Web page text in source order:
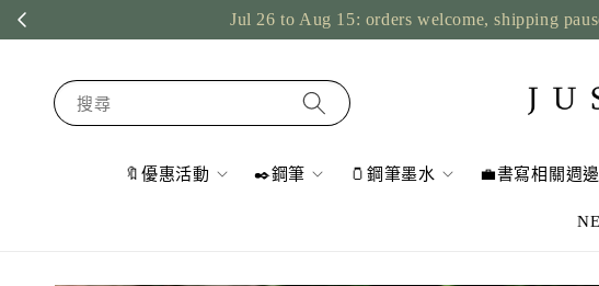
Jul 26 to Aug 15: orders welcome, shipping
搜尋
🔖優惠活動 ✒️鋼筆 🫙鋼筆墨水 💼書寫相關週邊